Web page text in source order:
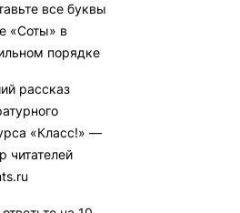
все буквы
«Соты» в
порядке
рассказ
«Класс!» —
читателей